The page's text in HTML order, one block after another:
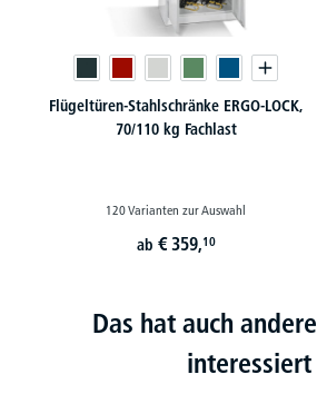
Flügeltüren-Stahlschränke ERGO-LOCK,
70/110 kg Fachlast
120 Varianten zur Auswahl
ab € 359,10
Das hat auch
interessiert